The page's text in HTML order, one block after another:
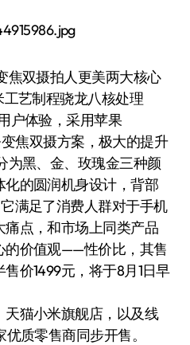
焦双摄拍人更美两大核心
艺制程骁龙八核处理
户体验，采用苹果
焦双摄方案，极大的提升
为黑、金、玫瑰金三种颜
的圆润机身设计，背部
满足了消费人群对于手机
点，和市场上同类产品
的价值观——性价比，其售
价1499元，将于8月1日早
猫小米旗舰店，以及线
质零售商同步开售。